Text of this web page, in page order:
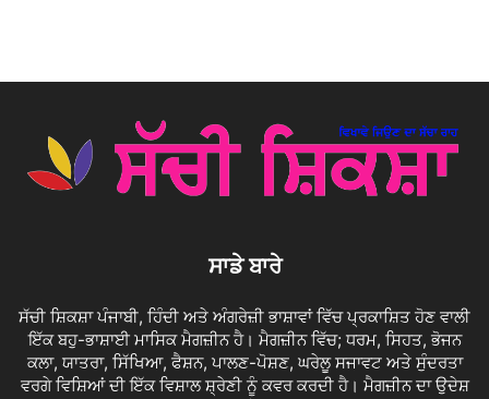
ਸਾਡੇ ਬਾਰੇ
ਸੱਚੀ ਸ਼ਿਕਸ਼ਾ ਪੰਜਾਬੀ, ਹਿੰਦੀ ਅਤੇ ਅੰਗਰੇਜ਼ੀ ਭਾਸ਼ਾਵਾਂ ਵਿੱਚ ਪ੍ਰਕਾਸ਼ਿਤ ਹੋਣ ਵਾਲੀ
ਇੱਕ ਬਹੁ-ਭਾਸ਼ਾਈ ਮਾਸਿਕ ਮੈਗਜ਼ੀਨ ਹੈ। ਮੈਗਜ਼ੀਨ ਵਿੱਚ; ਧਰਮ, ਸਿਹਤ, ਭੋਜਨ
ਕਲਾ, ਯਾਤਰਾ, ਸਿੱਖਿਆ, ਫੈਸ਼ਨ, ਪਾਲਣ-ਪੋਸ਼ਣ, ਘਰੇਲੂ ਸਜਾਵਟ ਅਤੇ ਸੁੰਦਰਤਾ
ਵਰਗੇ ਵਿਸ਼ਿਆਂ ਦੀ ਇੱਕ ਵਿਸ਼ਾਲ ਸ਼੍ਰੇਣੀ ਨੂੰ ਕਵਰ ਕਰਦੀ ਹੈ। ਮੈਗਜ਼ੀਨ ਦਾ ਉਦੇਸ਼